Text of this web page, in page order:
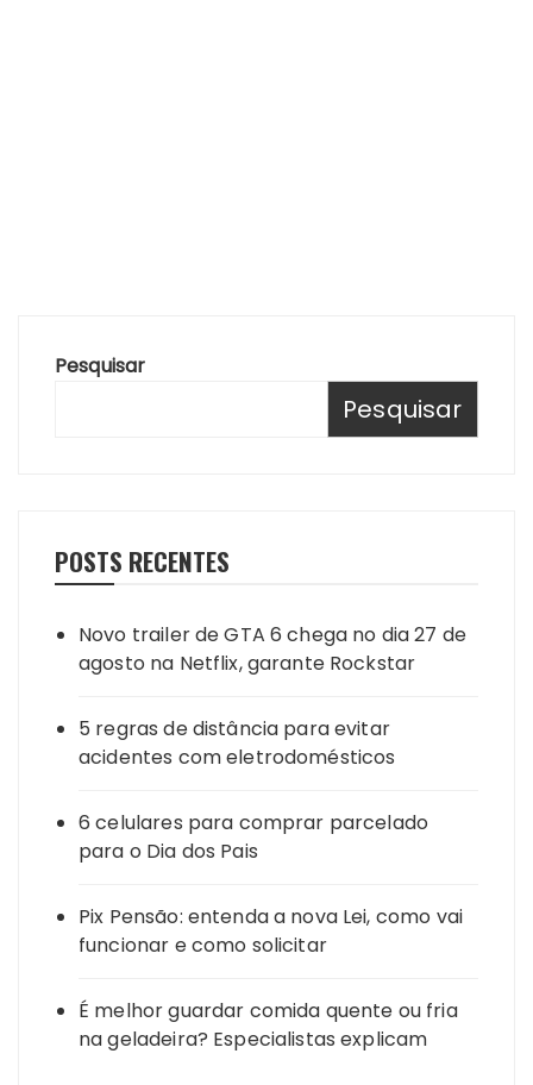
Pesquisar
Pesquisar
POSTS RECENTES
Novo trailer de GTA 6 chega no dia 27 de
agosto na Netflix, garante Rockstar
5 regras de distância para evitar
acidentes com eletrodomésticos
6 celulares para comprar parcelado
para o Dia dos Pais
Pix Pensão: entenda a nova Lei, como vai
funcionar e como solicitar
É melhor guardar comida quente ou fria
na geladeira? Especialistas explicam